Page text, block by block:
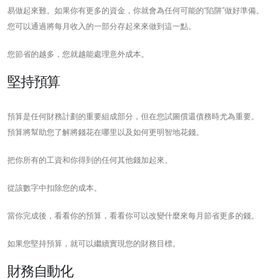
易做起來難。如果你有更多的資金，你就會為任何可能的“陷阱”做好準備。
您可以通過將每月收入的一部分存起來來做到這一點。
您節省的越多，您就越能處理意外成本。
堅持預算
預算是任何財務計劃的重要組成部分，但在您試圖償還債務時尤為重要。
預算將幫助您了解將錢花在哪里以及如何更明智地花錢。
把你所有的工資和你得到的任何其他錢加起來。
從該數字中扣除您的成本。
當你完成後，看看你的預算，看看你可以改變什麼來每月節省更多的錢。
如果您堅持預算，就可以繼續實現您的財務目標。
財務自動化